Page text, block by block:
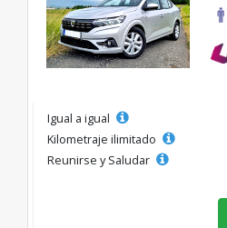
Igual a igual
Kilometraje ilimitado
Reunirse y Saludar